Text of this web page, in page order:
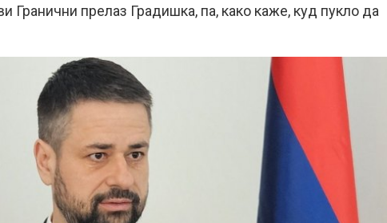
Гранични прелаз Градишка, па, како каже, куд пукло да